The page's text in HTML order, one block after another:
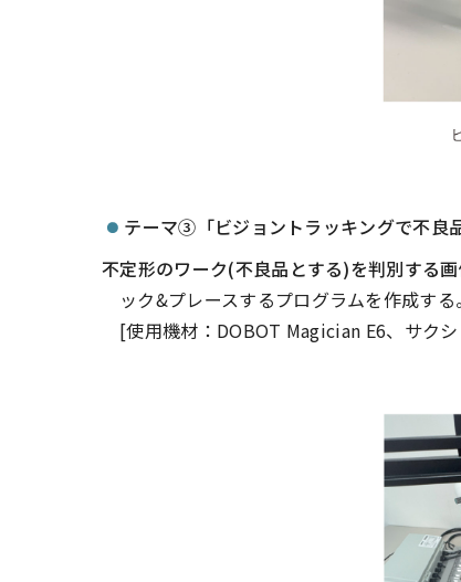
テーマ③「ビジョントラッキングで不良
不定形のワーク(不良品とする)を判別する
ック&プレースするプログラムを作成する。
[使用機材：DOBOT Magician E6、サク